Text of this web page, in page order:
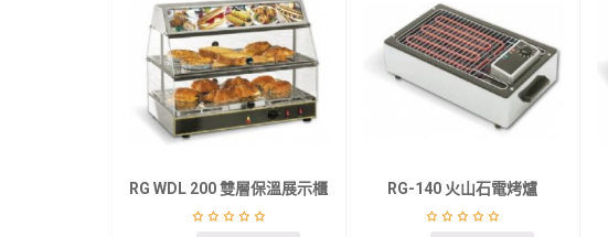
RG WDL 200 雙層保溫展示櫃 RG-140 火山石電烤爐